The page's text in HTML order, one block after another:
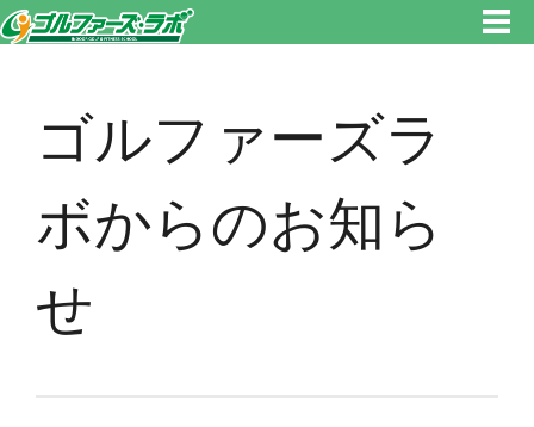
河田で気軽にゴルフレッスン！
ゴルファーズラ
ボからのお知ら
せ